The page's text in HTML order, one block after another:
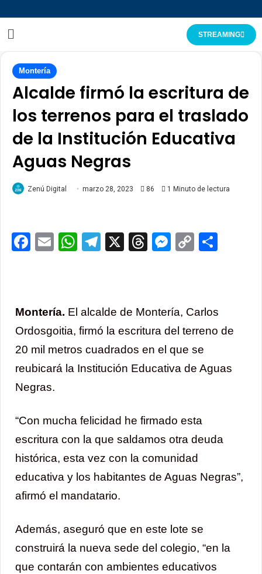
STREAMING
Montería
Alcalde firmó la escritura de
los terrenos para el traslado
de la Institución Educativa
Aguas Negras
Zenú Digital marzo 28, 2023 86 1 Minuto de lectura
Facebook
EmailWhatsApp
Telegram
X ThreadsCopy
Montería. El alcalde de Montería, Carlos
Ordosgoitia, firmó la escritura del terreno de
20 mil metros cuadrados en el que se
reubicará la Institución Educativa de Aguas
Negras.
“Con mucha felicidad he firmado esta
escritura con la que saldamos otra deuda
histórica, esta vez con la comunidad
educativa y los habitantes de Aguas Negras”,
afirmó el mandatario.
Además, aseguró que en este lote se
construirá la nueva sede del colegio, “en la
que contarán con ambientes educativos